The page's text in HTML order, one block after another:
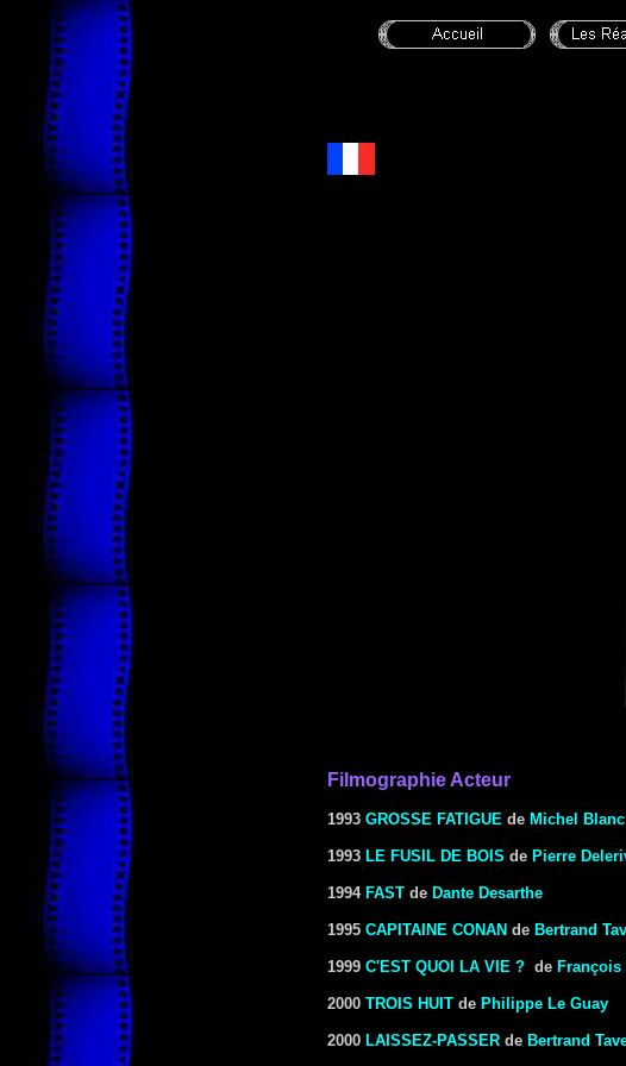
Filmographie Acteur
1993 GROSSE FATIGUE de Michel Blanc
1993 LE FUSIL DE BOIS de Pierre
1994 FAST de Dante Desarthe
1995 CAPITAINE CONAN de Bertrand
1999 C'EST QUOI LA VIE ? de François
2000 TROIS HUIT de Philippe Le Guay
2000 LAISSEZ-PASSER de Bertrand